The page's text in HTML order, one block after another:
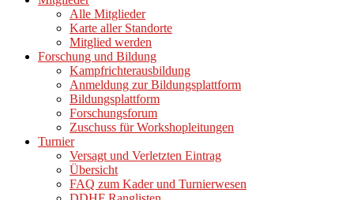
Alle Mitglieder
Karte aller Standorte
Mitglied werden
Forschung und Bildung
Kampfrichterausbildung
Anmeldung zur Bildungsplattform
Bildungsplattform
Forschungsforum
Zuschuss für Workshopleitungen
Turnier
Versagt und Verletzten Eintrag
Übersicht
FAQ zum Kader und Turnierwesen